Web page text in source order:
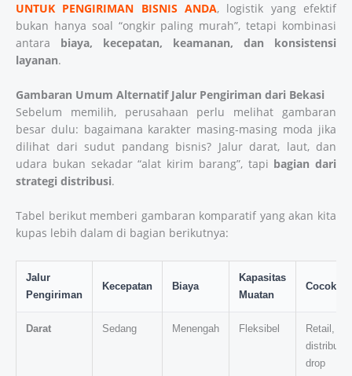
UNTUK PENGIRIMAN BISNIS ANDA, logistik yang efektif
bukan hanya soal “ongkir paling murah”, tetapi kombinasi
antara biaya, kecepatan, keamanan, dan konsistensi
layanan.
Gambaran Umum Alternatif Jalur Pengiriman dari Bekasi
Sebelum memilih, perusahaan perlu melihat gambaran
besar dulu: bagaimana karakter masing-masing moda jika
dilihat dari sudut pandang bisnis? Jalur darat, laut, dan
udara bukan sekadar “alat kirim barang”, tapi bagian dari
strategi distribusi.
Tabel berikut memberi gambaran komparatif yang akan kita
kupas lebih dalam di bagian berikutnya:
Jalur
Pengiriman
Kecepatan Biaya
Kapasitas
Muatan
Cocok
Darat Sedang Menengah Fleksibel
Retail,
distribusi
drop